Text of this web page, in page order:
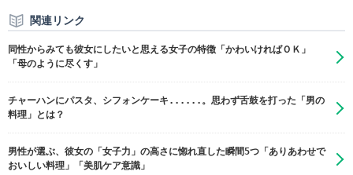
関連リンク
同性からみても彼女にしたいと思える女子の特徴「かわいければＯＫ」
「母のように尽くす」
チャーハンにパスタ、シフォンケーキ......。思わず舌鼓を打った「男の
料理」とは？
男性が選ぶ、彼女の「女子力」の高さに惚れ直した瞬間5つ「ありあわせで
おいしい料理」「美肌ケア意識」